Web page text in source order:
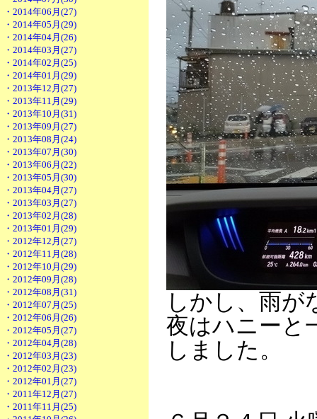
・2014年06月(27)
・2014年05月(29)
・2014年04月(26)
・2014年03月(27)
・2014年02月(25)
・2014年01月(29)
・2013年12月(27)
・2013年11月(29)
・2013年10月(31)
・2013年09月(27)
・2013年08月(24)
・2013年07月(30)
・2013年06月(22)
・2013年05月(30)
・2013年04月(27)
・2013年03月(27)
・2013年02月(28)
・2013年01月(29)
・2012年12月(27)
・2012年11月(28)
・2012年10月(29)
・2012年09月(28)
・2012年08月(31)
・2012年07月(25)
・2012年06月(26)
・2012年05月(27)
・2012年04月(28)
・2012年03月(23)
・2012年02月(23)
・2012年01月(27)
・2011年12月(27)
・2011年11月(25)
しかし、雨が
夜はハニーと
しました。